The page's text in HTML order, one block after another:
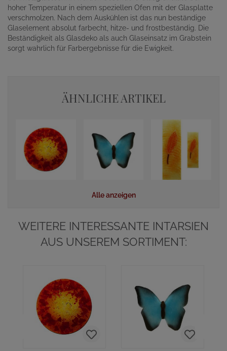
hoher Temperatur in einem speziellen Ofen mit der Glasplatte
verschmolzen. Nach dem Auskühlen ist das nun beständige
Glaselement absolut farbecht, hitze- und frostbeständig. Die
Beständigkeit als Glasdeko als auch Glaseinsatz im Grabstein
sorgt wahrlich für Farbergebnisse für die Ewigkeit.
ÄHNLICHE ARTIKEL
Alle anzeigen
WEITERE INTERESSANTE INTARSIEN
AUS UNSEREM SORTIMENT: